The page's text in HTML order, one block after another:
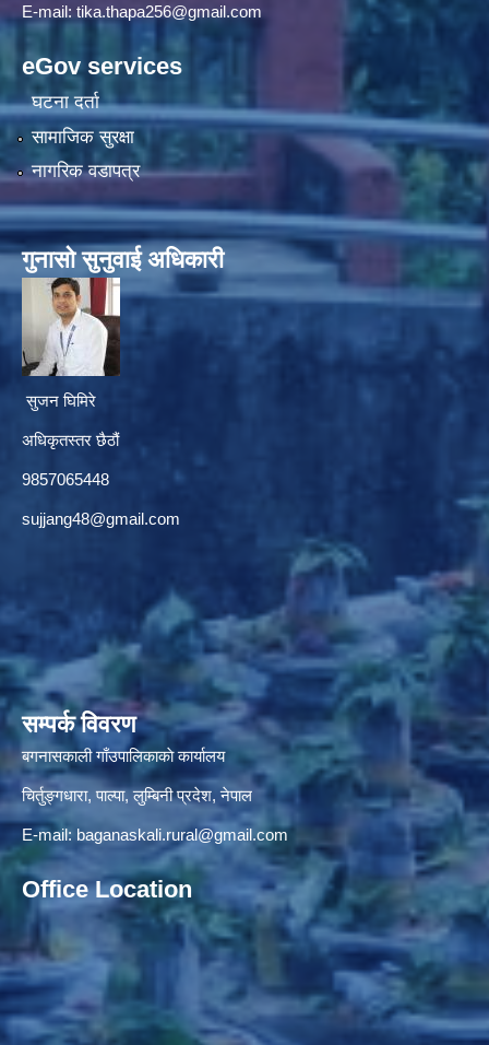
E-mail: tika.thapa256@gmail.com
eGov services
घटना दर्ता
सामाजिक सुरक्षा
नागरिक वडापत्र
गुनासाे सुनुवाई अधिकारी
सुजन घिमिरे
अधिकृतस्तर छैठौं‌
9857065448
sujjang48@gmail.com
सम्पर्क विवरण
बगनासकाली गाँउपालिकाकाे कार्यालय
चिर्तुङ्गधारा, पाल्पा, लुम्बिनी प्रदेश, नेपाल
E-mail: baganaskali.rural@gmail.com
Office Location